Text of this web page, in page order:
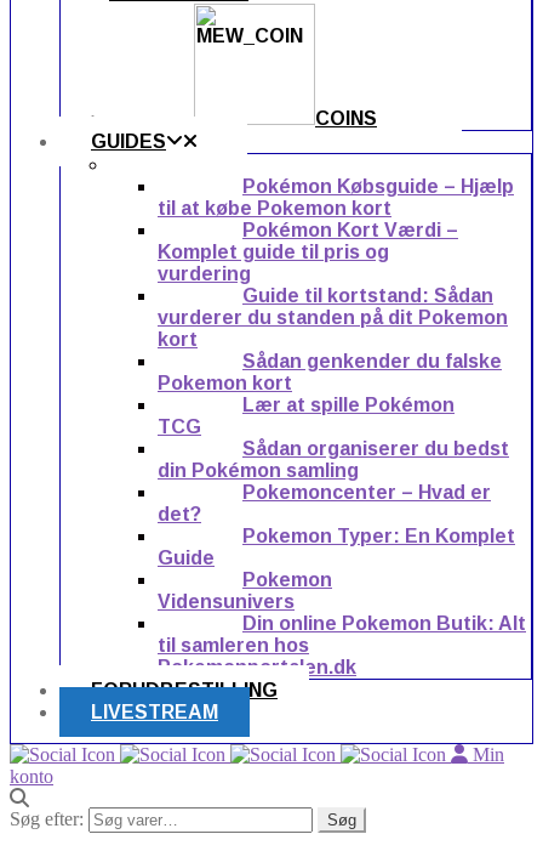
COINS
GUIDES
Pokémon Købsguide – Hjælp
til at købe Pokemon kort
Pokémon Kort Værdi –
Komplet guide til pris og
vurdering
Guide til kortstand: Sådan
vurderer du standen på dit Pokemon
kort
Sådan genkender du falske
Pokemon kort
Lær at spille Pokémon
TCG
Sådan organiserer du bedst
din Pokémon samling
Pokemoncenter – Hvad er
det?
Pokemon Typer: En Komplet
Guide
Pokemon
Vidensunivers
Din online Pokemon Butik: Alt
til samleren hos
Pokemonportalen.dk
FORUDBESTILLING
LIVESTREAM
Min
konto
Søg efter: Søg